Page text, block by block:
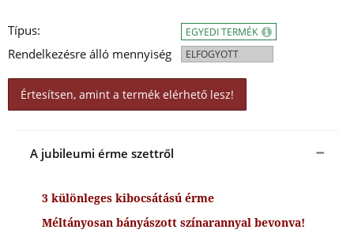
Típus:
Rendelkezésre álló mennyiség
EGYEDI TERMÉK
ELFOGYOTT
Értesítsen, amint a termék elérhető lesz!
A jubileumi érme szettről
3 különleges kibocsátású érme
Méltányosan bányászott színarannyal bevonva!